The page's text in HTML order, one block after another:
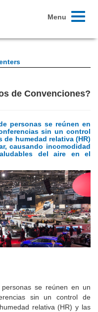
Toggle
Menu
de Convenciones?
personas se reúnen en
sin un control
humedad relativa (HR)
causando incomodidad
del aire en el
se reúnen en un
sin un control de
relativa (HR) y las